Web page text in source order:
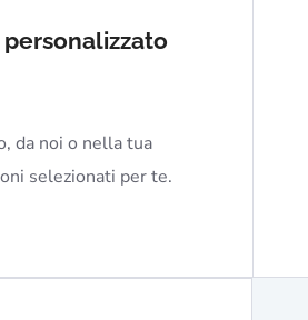
da noi o nella tua
selezionati per te.